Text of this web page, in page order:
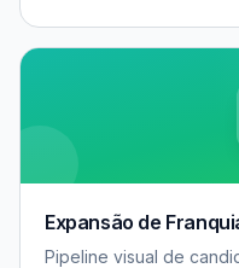
Expansão de
Pipeline visual de